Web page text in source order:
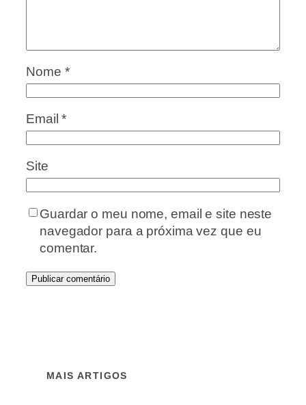
Nome *
Email*
Site
Guardar o meu nome, email e site neste
navegador para a próxima vez que eu
comentar.
MAIS ARTIGOS